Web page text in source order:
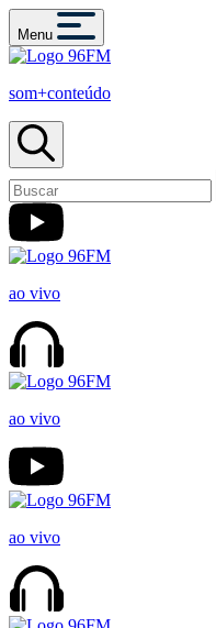
Menu
som+conteúdo
ao vivo
ao vivo
ao vivo